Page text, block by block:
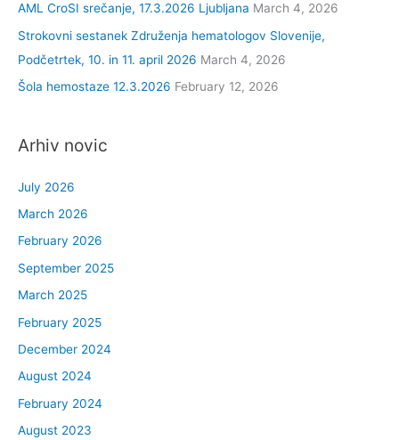
r
:
AML CroSI srečanje, 17.3.2026 Ljubljana March 4, 2026
Strokovni sestanek Združenja hematologov Slovenije,
Podčetrtek, 10. in 11. april 2026 March 4, 2026
Šola hemostaze 12.3.2026 February 12, 2026
Arhiv novic
July 2026
March 2026
February 2026
September 2025
March 2025
February 2025
December 2024
August 2024
February 2024
August 2023